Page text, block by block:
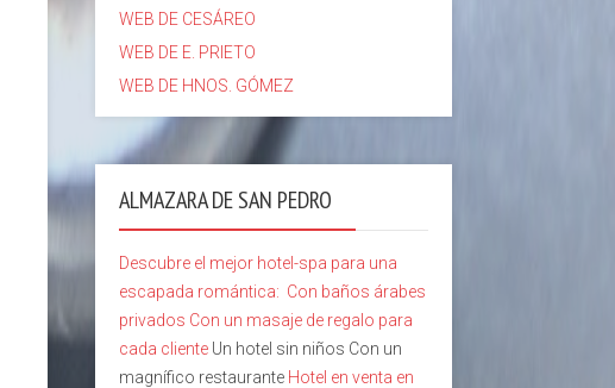
WEB DE CESÁREO
WEB DE E. PRIETO
WEB DE HNOS. GÓMEZ
ALMAZARA DE SAN PEDRO
Descubre el mejor hotel-spa para una
escapada romántica: Con baños árabes
privados Con un masaje de regalo para
cada cliente Un hotel sin niños Con un
magnífico restaurante Hotel en venta en